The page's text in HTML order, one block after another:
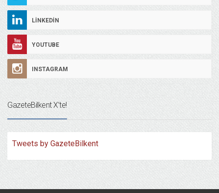
LINKEDIN
YOUTUBE
INSTAGRAM
GazeteBilkent X’te!
Tweets by GazeteBilkent